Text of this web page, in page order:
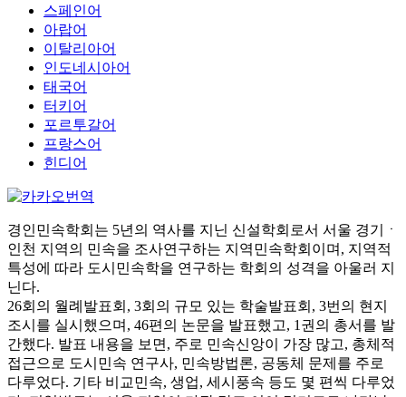
스페인어
아랍어
이탈리아어
인도네시아어
태국어
터키어
포르투갈어
프랑스어
힌디어
경인민속학회는 5년의 역사를 지닌 신설학회로서 서울 경기ㆍ
인천 지역의 민속을 조사연구하는 지역민속학회이며, 지역적
특성에 따라 도시민속학을 연구하는 학회의 성격을 아울러 지
닌다.
26회의 월례발표회, 3회의 규모 있는 학술발표회, 3번의 현지
조시를 실시했으며, 46편의 논문을 발표했고, 1권의 총서를 발
간했다. 발표 내용을 보면, 주로 민속신앙이 가장 많고, 총체적
접근으로 도시민속 연구사, 민속방법론, 공동체 문제를 주로
다루었다. 기타 비교민속, 생업, 세시풍속 등도 몇 편씩 다루었